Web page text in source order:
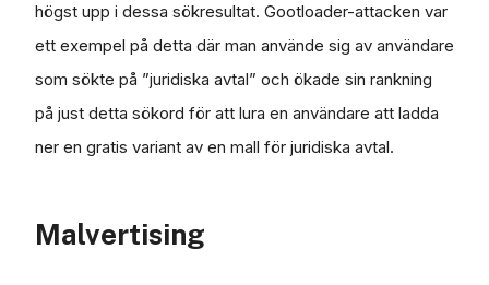
högst upp i dessa sökresultat. Gootloader-attacken var
ett exempel på detta där man använde sig av användare
som sökte på ”juridiska avtal” och ökade sin rankning
på just detta sökord för att lura en användare att ladda
ner en gratis variant av en mall för juridiska avtal.
Malvertising